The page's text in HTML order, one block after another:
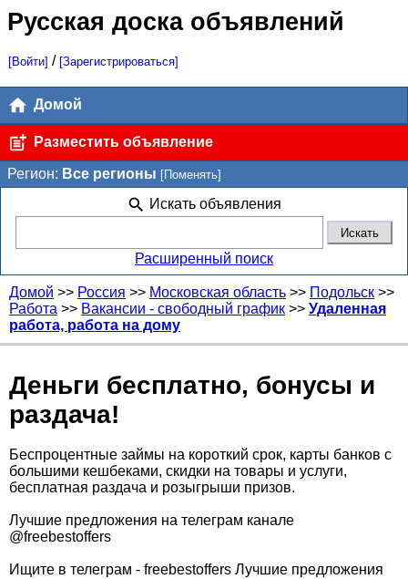
Русская доска объявлений
[Войти] / [Зарегистрироваться]
Домой
Разместить объявление
Регион: Все регионы [Поменять]
Искать объявления
Расширенный поиск
Домой >> Россия >> Московская область >> Подольск >>
Работа >> Вакансии - свободный график >> Удаленная
работа, работа на дому
Деньги бесплатно, бонусы и
раздача!
Беспроцентные займы на короткий срок, карты банков с
большими кешбеками, скидки на товары и услуги,
бесплатная раздача и розыгрыши призов.
Лучшие предложения на телеграм канале
@freebestoffers
Ищите в телеграм - freebestoffers Лучшие предложения